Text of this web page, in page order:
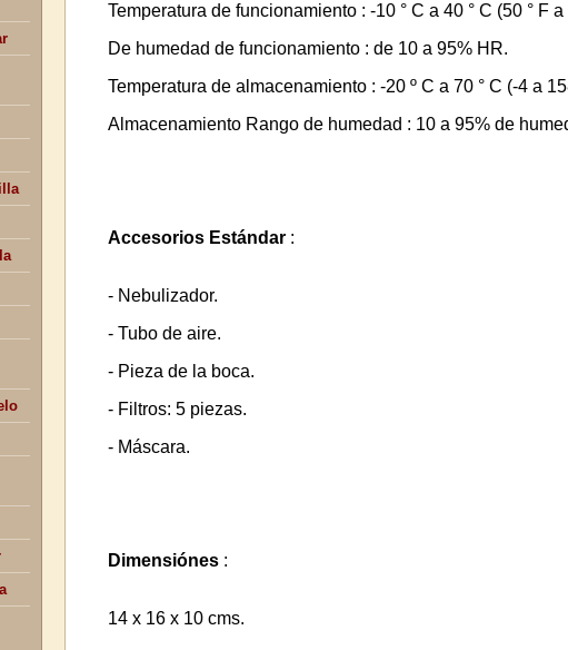
Temperatura de funcionamiento : -10 ° C a 40 ° C (50 ° F a
De humedad de funcionamiento : de 10 a 95% HR.
Temperatura de almacenamiento : -20 º C a 70 ° C (-4 a
Almacenamiento Rango de humedad : 10 a 95% de
Accesorios Estándar :
- Nebulizador.
- Tubo de aire.
- Pieza de la boca.
- Filtros: 5 piezas.
- Máscara.
Dimensiónes :
14 x 16 x 10 cms.